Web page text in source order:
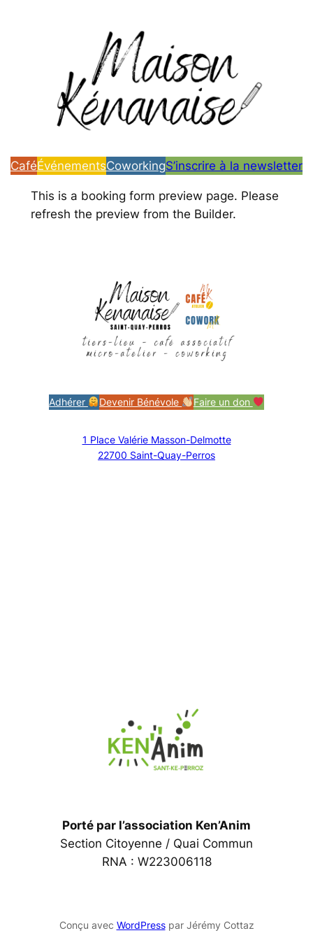
CaféÉvénementsCoworkingS’inscrire à la newsletter
This is a booking form preview page. Please
refresh the preview from the Builder.
Adhérer Devenir Bénévole Faire un don
1 Place Valérie Masson-Delmotte
22700 Saint-Quay-Perros
Porté par l’association Ken’Anim
Section Citoyenne / Quai Commun
RNA : W223006118
Conçu avec WordPresspar Jérémy Cottaz